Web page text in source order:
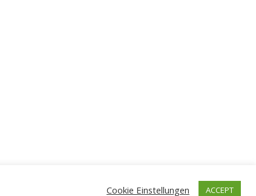
Cookie Einstellungen ACCEPT